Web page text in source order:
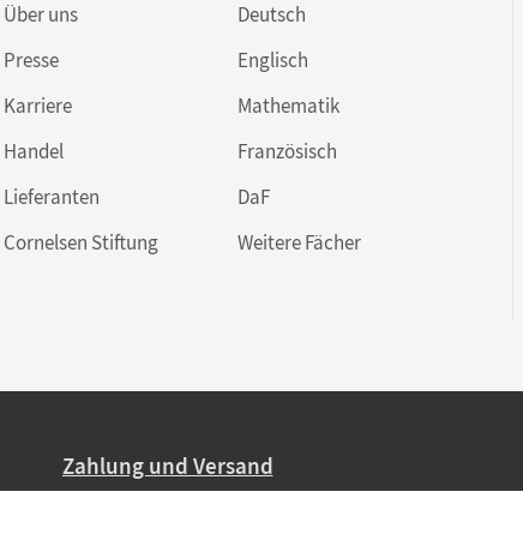
Über uns
Presse
Karriere
Handel
Lieferanten
Cornelsen Stiftung
Deutsch
Englisch
Mathematik
Französisch
DaF
Weitere Fächer
Zahlung und Versand